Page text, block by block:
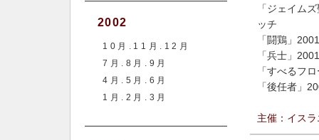
2002
10月.11月.12月
7月.8月.9月
4月.5月.6月
1月.2月.3月
「ジェイム
ッチ
「闘鶏」
「兵士」
「すべるフ
「後任者」
主催：イス